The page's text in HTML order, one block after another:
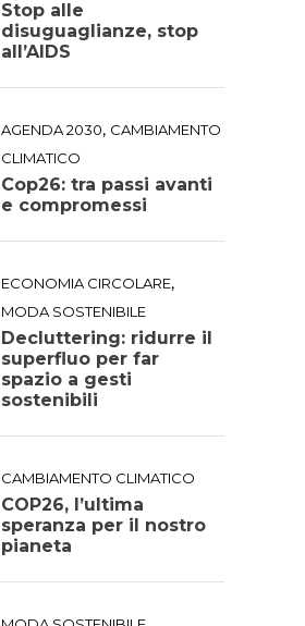
Stop alle
disuguaglianze, stop
all’AIDS
AGENDA 2030, CAMBIAMENTO
CLIMATICO
Cop26: tra passi avanti
e compromessi
ECONOMIA CIRCOLARE,
MODA SOSTENIBILE
Decluttering: ridurre il
superfluo per far
spazio a gesti
sostenibili
CAMBIAMENTO CLIMATICO
COP26, l’ultima
speranza per il nostro
pianeta